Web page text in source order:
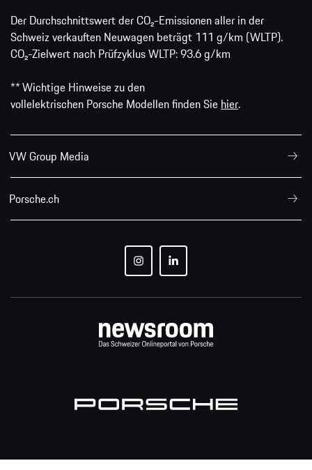
Der Durchschnittswert der CO₂-Emissionen aller in der
Schweiz verkauften Neuwagen beträgt 111 g/km (WLTP).
CO₂-Zielwert nach Prüfzyklus WLTP: 93.6 g/km
** Wichtige Hinweise zu den
vollelektrischen Porsche Modellen finden Sie hier.
VW Group Media
Porsche.ch